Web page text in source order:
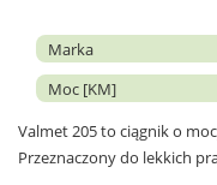
Marka
Moc [KM]
Valmet 205 to ciągnik o
Przeznaczony do lekkich